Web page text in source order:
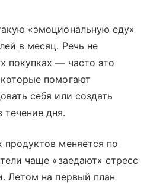
«эмоциональную еду»
в месяц. Речь не
покупках — часто это
помогают
себя или создать
дня.
меняется по
чаще «заедают» стресс
Летом на первый план